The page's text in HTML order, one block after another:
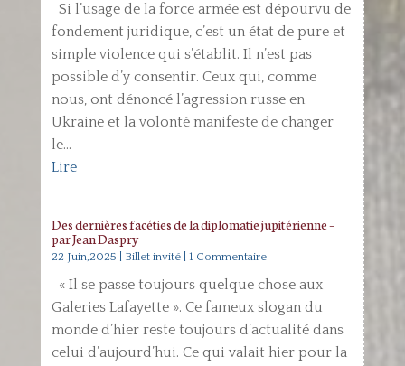
Si l’usage de la force armée est dépourvu de
fondement juridique, c’est un état de pure et
simple violence qui s’établit. Il n’est pas
possible d’y consentir. Ceux qui, comme
nous, ont dénoncé l’agression russe en
Ukraine et la volonté manifeste de changer
le...
Lire
Des dernières facéties de la diplomatie jupitérienne –
par Jean Daspry
22 Juin,2025 Billet invité| 1 Commentaire
« Il se passe toujours quelque chose aux
Galeries Lafayette ». Ce fameux slogan du
monde d’hier reste toujours d’actualité dans
celui d’aujourd’hui. Ce qui valait hier pour la